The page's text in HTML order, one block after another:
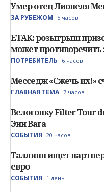
Умер отец Лионеля
ЗА РУБЕЖОМ 5 часов
ETAK: розыгрыш
может противоречить
ПОТРЕБИТЕЛЬ 6 часов
Месседж «Сжечь их!»
ГЛАВНАЯ ТЕМА 7 часов
Велогонку Filter Tour
Энн Вага
СОБЫТИЯ 20 часов
Таллинн ищет
евро
СОБЫТИЯ 1 день